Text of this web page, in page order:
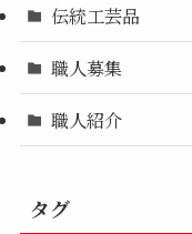
伝統工芸品
職人募集
職人紹介
タグ